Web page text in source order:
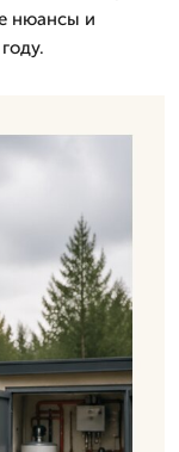
нюансы и